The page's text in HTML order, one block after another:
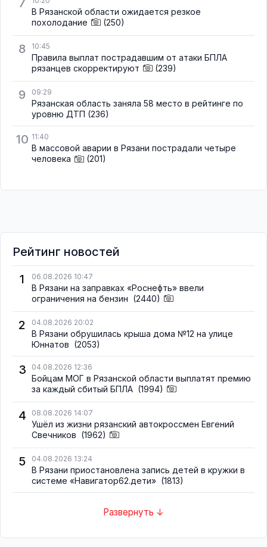
7
В Рязанской области ожидается резкое
похолодание
(250)
8 10:45
Правила выплат пострадавшим от атаки БПЛА
рязанцев скорректируют
(239)
9 09:29
Рязанская область заняла 58 место в рейтинге по
уровню ДТП (236)
10 11:40
В массовой аварии в Рязани пострадали четыре
человека
(201)
Рейтинг новостей
1
06.08.2026 10:47
В Рязани на заправках «Роснефть» ввели
ограничения на бензин (2440)
2 04.08.2026 20:02
В Рязани обрушилась крыша дома №12 на улице
Юннатов (2053)
3 04.08.2026 12:36
Бойцам МОГ в Рязанской области выплатят премию
за каждый сбитый БПЛА (1994)
4 08.08.2026 14:07
Ушёл из жизни рязанский автокроссмен Евгений
Свечников (1962)
5 04.08.2026 13:24
В Рязани приостановлена запись детей в кружки в
системе «Навигатор62.дети» (1813)
Развернуть ↓